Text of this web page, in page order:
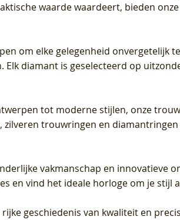
waarde waardeert, bieden
om elke gelegenheid onvergetelijk
diamant is geselecteerd op
tot moderne stijlen, onze
trouwringen en
vakmanschap en innovatieve
en vind het ideale horloge om je stijl
geschiedenis van kwaliteit en